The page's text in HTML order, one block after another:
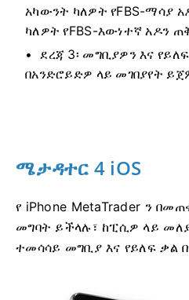
አካውንት ካለዎት የFBS-ማሳያ
ካለዎት የFBS-እውነተኛ አዶን
ደረጃ 3፡ መግቢያዎን እና
በአንድሮይድዎ ላይ መገበያየት
ሜታዳተር 4 iOS
የ iPhone MetaTrader ን
መግባት ይችላሉ፣ ከፒሲዎ ላይ
ተመሳሳይ መግቢያ እና የይለፍ ቃል